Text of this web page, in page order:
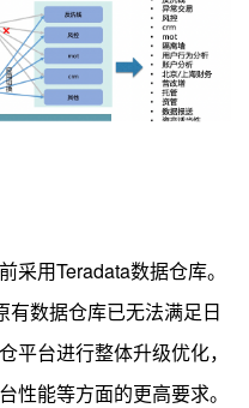
采用Teradata数据仓库。
有数据仓库已无法满足日
平台进行整体升级优化，
性能等方面的更高要求。